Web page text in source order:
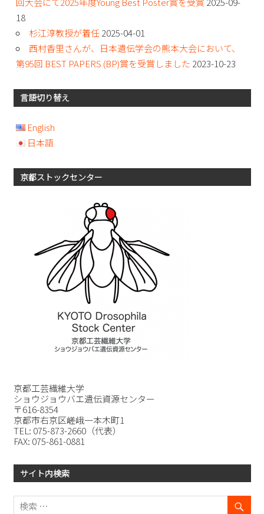
18
杉江淳教授が着任2025-04-01
西村香里さんが、日本遺伝学会の熊本大会において、
第95回 BEST PAPERS (BP)賞を受賞しました 2023-10-23
言語切り替え
English
日本語
京都ストックセンター
京都工芸繊維大学
ショウジョウバエ遺伝資源センター
〒616-8354
京都市右京区嵯峨一本木町1
TEL: 075-873-2660（代表）
FAX: 075-861-0881
サイト内検索